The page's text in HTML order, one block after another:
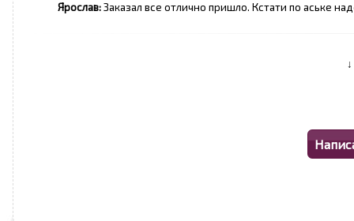
Ярослав:Заказал все отлично пришло. Кстати по аське
↓